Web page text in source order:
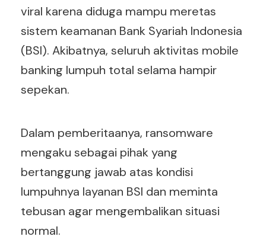
viral karena diduga mampu meretas
sistem keamanan Bank Syariah Indonesia
(BSI). Akibatnya, seluruh aktivitas mobile
banking lumpuh total selama hampir
sepekan.
Dalam pemberitaanya, ransomware
mengaku sebagai pihak yang
bertanggung jawab atas kondisi
lumpuhnya layanan BSI dan meminta
tebusan agar mengembalikan situasi
normal.